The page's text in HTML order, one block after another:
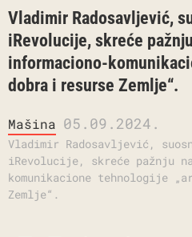
Vladimir Radosavljević,
iRevolucije, skreće
informaciono-
dobra i resurse Zemlje“.
Mašina 05.09.2024.
Vladimir Radosavljević,
iRevolucije, skreće pažnju
komunikacione tehnologije
Zemlje“.